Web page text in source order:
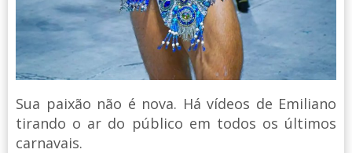
Sua paixão não é nova. Há vídeos de Emiliano
tirando o ar do público em todos os últimos
carnavais.